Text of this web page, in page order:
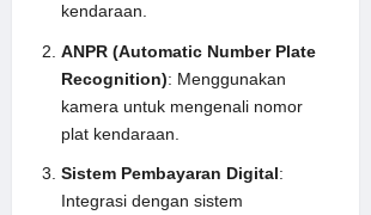
kendaraan.
ANPR (Automatic Number Plate
Recognition): Menggunakan
kamera untuk mengenali nomor
plat kendaraan.
Sistem Pembayaran Digital:
Integrasi dengan sistem